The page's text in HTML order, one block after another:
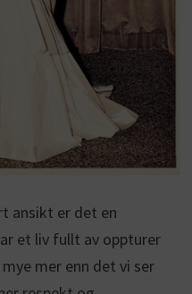
ansikt er det en
et liv fullt av oppturer
mer enn det vi ser